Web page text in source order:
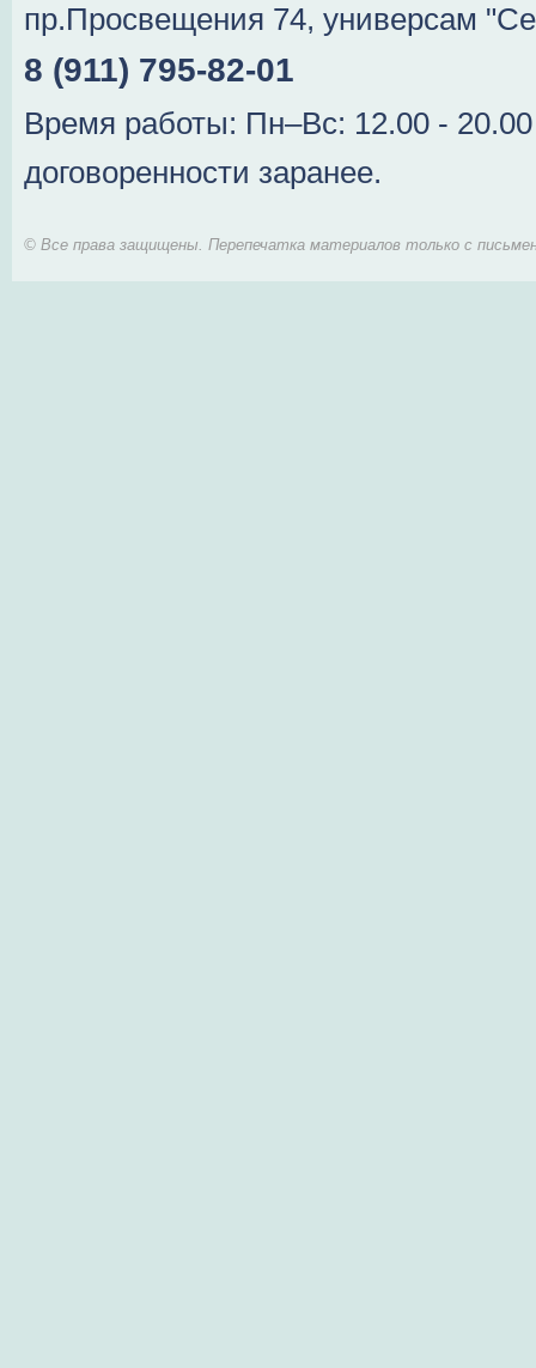
пр.Просвещения 74, универсам
8 (911) 795-82-01
Время работы: Пн–Вс: 12.00 -
договоренности заранее.
© Все права защищены. Перепечатка материалов только с